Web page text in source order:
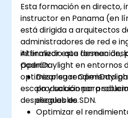
Esta formación en directo,
instructor en Panama (en
está dirigida a arquitectos
administradores de red e
intermedio que deseen
OpenDaylight en entornos
optimizar su rendimiento
escala y solucionar
despliegues de SDN.
Al finalizar esta formación,
podrán:
Desplegar
producción para
escalables.
Optimizar el